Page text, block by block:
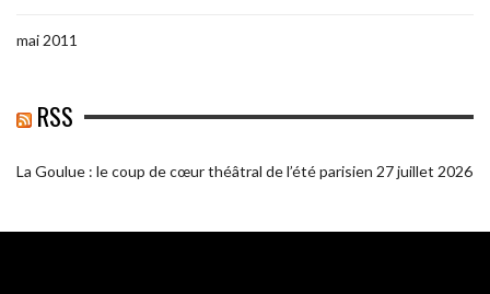
mai 2011
RSS
La Goulue : le coup de cœur théâtral de l’été parisien 27 juillet 2026